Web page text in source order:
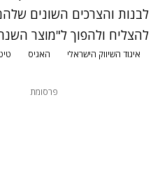
לבנות והצרכים השונים
להצליח ולהפוך ל"מוצר
איגוד השיווק הישראלי האגיס
פרסומת